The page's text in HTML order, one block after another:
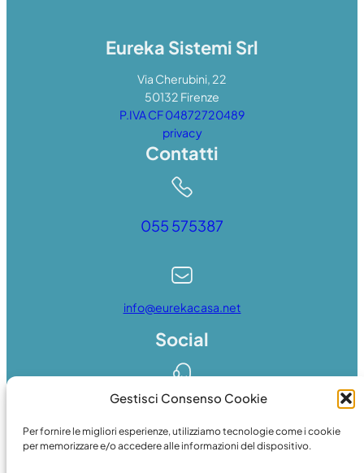
Gestisci Consenso Cookie
Per fornire le migliori esperienze, utilizziamo tecnologie come i cookie
per memorizzare e/o accedere alle informazioni del dispositivo.
Eureka Sistemi Srl
Via Cherubini, 22
50132 Firenze
P.IVA CF 04872720489
privacy
Contatti
055 575387
info@eurekacasa.net
Social